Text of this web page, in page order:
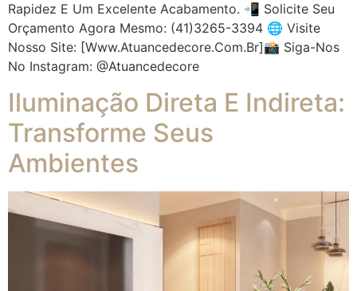
Rapidez E Um Excelente Acabamento. 📲 Solicite Seu
Orçamento Agora Mesmo: (41)3265-3394 🌐 Visite
Nosso Site: [www.atuancedecore.com.br]📸 Siga-Nos
No Instagram: @atuancedecore
Iluminação Direta E Indireta:
Transforme Seus
Ambientes